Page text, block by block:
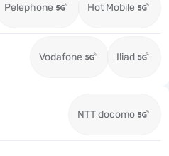
Pelephone Hot Mobile
Vodafone Iliad
NTT docomo